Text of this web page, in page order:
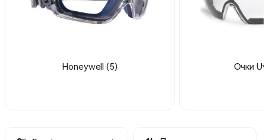
Honeywell (5) Очки